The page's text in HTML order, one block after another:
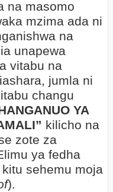
na masomo
mzima ada ni
na
unapewa
vitabu na
jumla ni
changu
YA
kilicho na
zote za
ya fedha
sehemu moja
).